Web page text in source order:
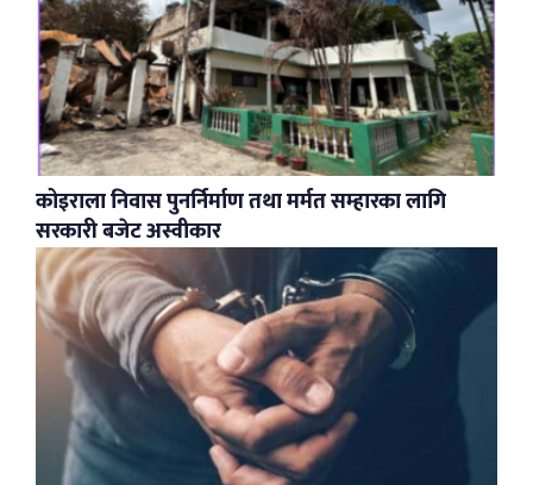
कोइराला निवास पुनर्निर्माण तथा मर्मत सम्हारका लागि
सरकारी बजेट अस्वीकार